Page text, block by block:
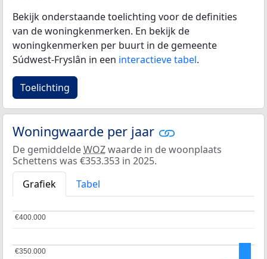
Bekijk onderstaande toelichting voor de definities
van de woningkenmerken. En bekijk de
woningkenmerken per buurt in de gemeente
Súdwest-Fryslân in een interactieve tabel.
Toelichting
Woningwaarde per jaar
De gemiddeldeWOZwaarde in de woonplaats
Schettens was €353.353 in 2025.
Grafiek
Tabel
€350.000
€350.000
€400.000
€400.000